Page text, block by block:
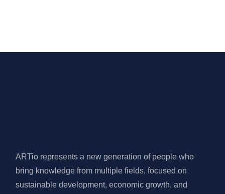
ARTio represents a new generation of people who
bring knowledge from multiple fields, focused on
sustainable development, economic growth, and